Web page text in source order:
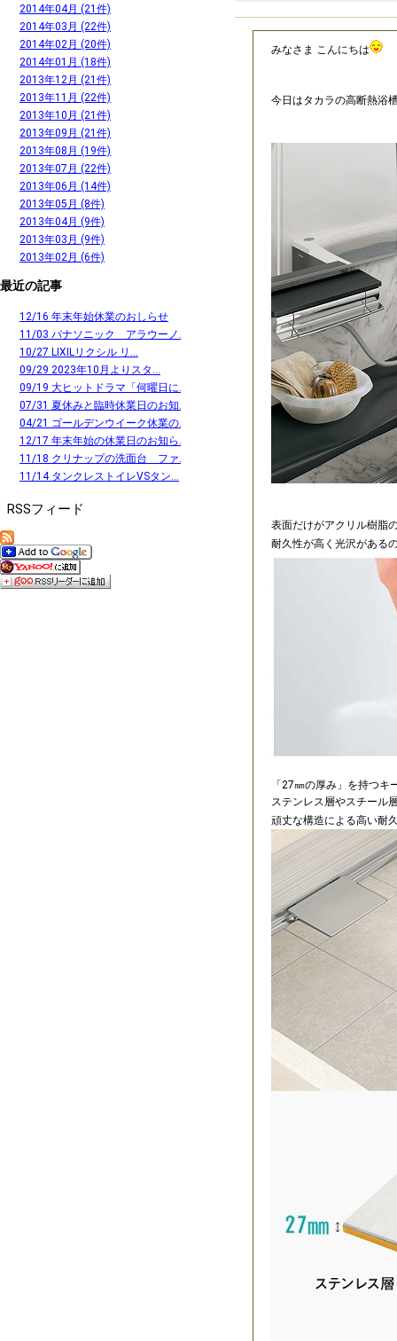
みなさま こんにちは
今日はタカラの高断熱浴
表面だけがアクリル樹脂
耐久性が高く光沢がある
「27㎜の厚み」を持つ
ステンレス層やスチール
頑丈な構造による高い耐
2014年04月 (21件)
2014年03月 (22件)
2014年02月 (20件)
2014年01月 (18件)
2013年12月 (21件)
2013年11月 (22件)
2013年10月 (21件)
2013年09月 (21件)
2013年08月 (19件)
2013年07月 (22件)
2013年06月 (14件)
2013年05月 (8件)
2013年04月 (9件)
2013年03月 (9件)
2013年02月 (6件)
最近の記事
12/16 年末年始休業のおしらせ
11/03 パナソニック アラウーノ...
10/27 LIXILリクシル リ...
09/29 2023年10月よりスタ...
09/19 大ヒットドラマ「何曜日に...
07/31 夏休みと臨時休業日のお知...
04/21 ゴールデンウイーク休業の...
12/17 年末年始の休業日のお知ら...
11/18 クリナップの洗面台 ファ...
11/14 タンクレストイレVSタン...
RSSフィード